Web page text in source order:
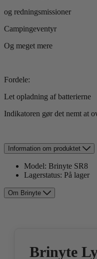
og redningsmissioner
Campingeventyr
Og meget mere
Fordele:
Let opladning af batterierne
Indikatoren gør det nemt at
Information om produktet
Model: Brinyte SR8
Lagerstatus: På lager
Om Brinyte
Brinyte